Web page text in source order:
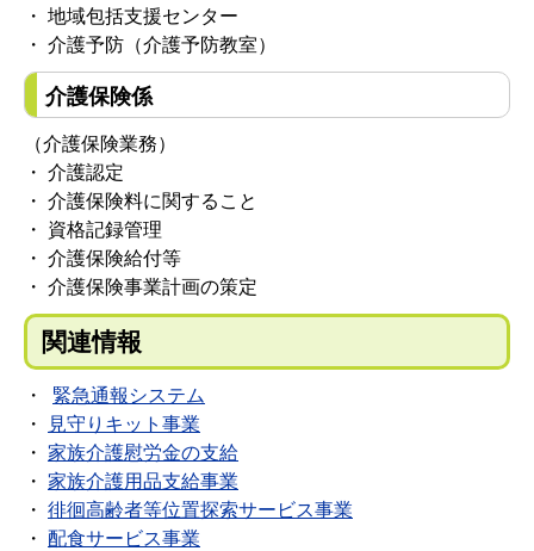
・ 地域包括支援センター
・ 介護予防（介護予防教室）
介護保険係
（介護保険業務）
・ 介護認定
・ 介護保険料に関すること
・ 資格記録管理
・ 介護保険給付等
・ 介護保険事業計画の策定
関連情報
・ 緊急通報システム
・
見守りキット事業
・ 家族介護慰労金の支給
・ 家族介護用品支給事業
・ 徘徊高齢者等位置探索サービス事業
・ 配食サービス事業